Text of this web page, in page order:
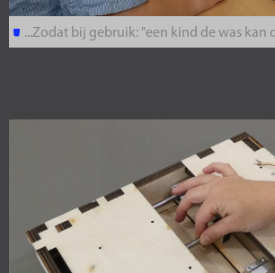
...Zodat bij gebruik: "een kind de was kan